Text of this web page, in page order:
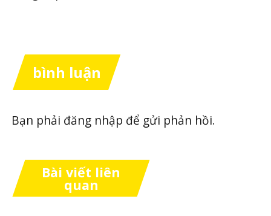
bình luận
Bạn phải đăng nhập để gửi phản hồi.
Bài viết liên
quan